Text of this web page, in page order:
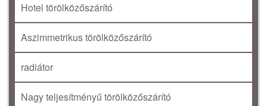
Hotel törölközőszárító
Aszimmetrikus törölközőszárító
radiátor
Nagy teljesítményű törölközőszárító